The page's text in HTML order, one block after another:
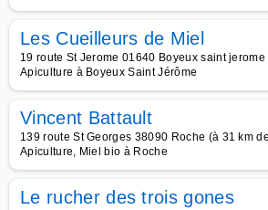
Les Cueilleurs de Miel
19 route St Jerome 01640 Boyeux saint
Apiculture à Boyeux Saint Jérôme
Vincent Battault
139 route St Georges 38090 Roche (à 31 km
Apiculture, Miel bio à Roche
Le rucher des trois gones